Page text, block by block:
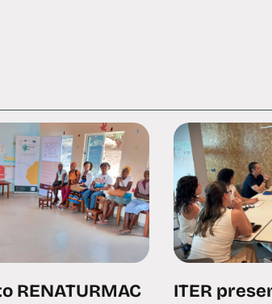
RENATURMAC
ITER